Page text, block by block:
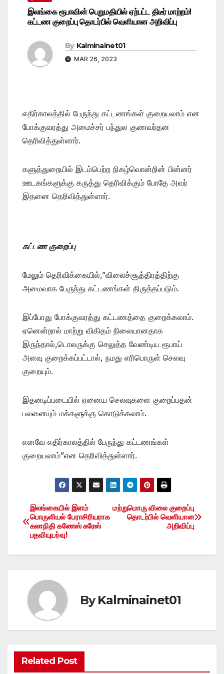
இலங்கை ரூபாவின் பெறுமதியில் ஏற்பட்ட திடீர் மாற்றம்!
கட்டண குறைப்பு தொடர்பில் வெளியான அறிவிப்பு
By Kalminainet01
MAR 26, 2023
எதிர்காலத்தில் பேருந்து கட்டணங்கள் குறையலாம் என
போக்குவரத்து அமைச்சர் பந்துல குணவர்தன
தெரிவித்துள்ளார்.
களுத்துறையில் இடம்பெற்ற நிகழ்வொன்றின் பின்னர்
ஊடகங்களுக்கு கருத்து தெரிவிக்கும் போதே அவர்
இதனை தெரிவித்துள்ளார்.
கட்டண குறைப்பு
மேலும் தெரிவிக்கையில்,”விலைச்சூத்திரத்திற்கு
அமைவாக பேருந்து கட்டணங்கள் திருத்தப்படும்.
இப்போது போக்குவரத்து கட்டணத்தை குறைக்கலாம்.
ஏனென்றால் மாற்று விகிதம் நிலையானதாக
இருந்தால்,டொலருக்கு செலுத்த வேண்டிய ரூபாய்
அளவு குறைக்கப்பட்டால், நமது எரிபொருள் செலவு
குறையும்.
இதனடிப்படையில் ஏனைய செலவுகளை குறைப்பதன்
பலனையும் மக்களுக்கு கொடுக்கலாம்.
எனவே எதிர்காலத்தில் பேருந்து கட்டணங்கள்
குறையலாம்”என தெரிவித்துள்ளார்.
Post
navigation
மற்றுமொரு விலை குறைப்பு
தொடர்பில் வெளியான
அறிவிப்பு
இலங்கையில் இளம்
பொருளியல் பேராசிரியராக
கலாநிதி கணேஸ் சுரேஸ்
பதவியுயர்வு!
ByKalminainet01
Related Post